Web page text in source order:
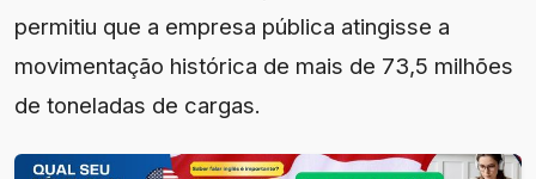
permitiu que a empresa pública atingisse a
movimentação histórica de mais de 73,5 milhões
de toneladas de cargas.